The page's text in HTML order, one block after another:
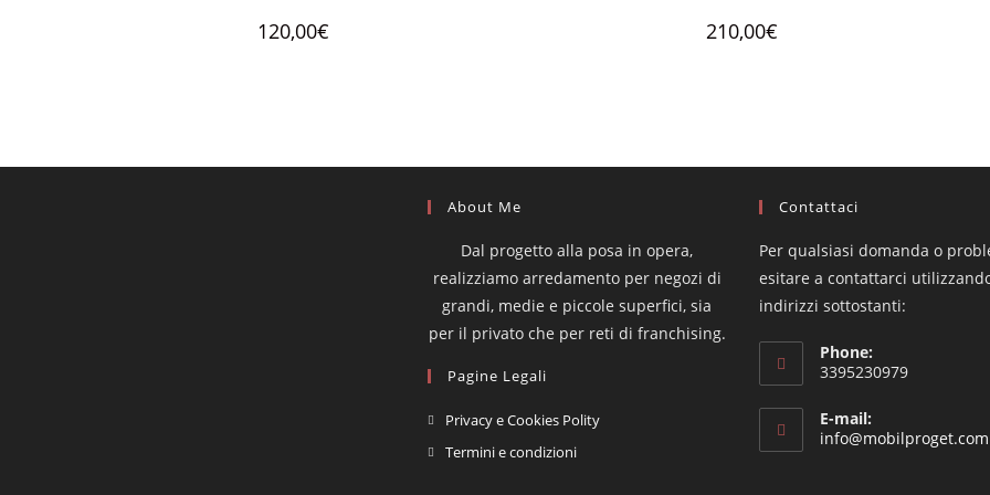
120,00€ 210,00€
About Me
Dal progetto alla posa in opera,
realizziamo arredamento per negozi di
grandi, medie e piccole superfici, sia
per il privato che per reti di franchising.
Pagine Legali
Privacy e Cookies PolityOpens
Termini e condizioniOpens
Contattaci
Per qualsiasi domanda o
esitare a contattarci
indirizzi sottostanti:
Phone:
3395230979
E-mail:
info@mobilproget.com